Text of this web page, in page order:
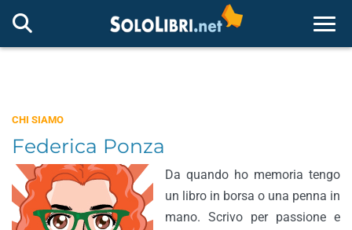
CHI SIAMO
Federica Ponza
Da quando ho memoria tengo
un libro in borsa o una penna in
mano. Scrivo per passione e